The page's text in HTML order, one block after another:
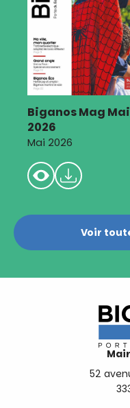
Biganos Mag Mai
2026
Mai 2026
Voir
52